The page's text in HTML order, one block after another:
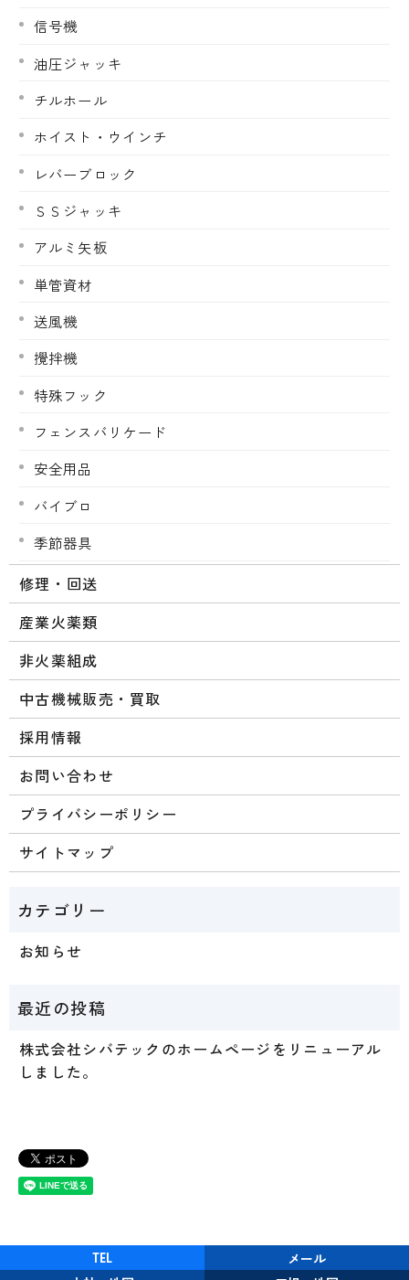
信号機
油圧ジャッキ
チルホール
ホイスト・ウインチ
レバーブロック
ＳＳジャッキ
アルミ矢板
単管資材
送風機
攪拌機
特殊フック
フェンスバリケード
安全用品
バイブロ
季節器具
修理・回送
産業火薬類
非火薬組成
中古機械販売・買取
採用情報
お問い合わせ
プライバシーポリシー
サイトマップ
お知らせ
株式会社シバテックのホームページをリニューアル
しました。
TEL
メール